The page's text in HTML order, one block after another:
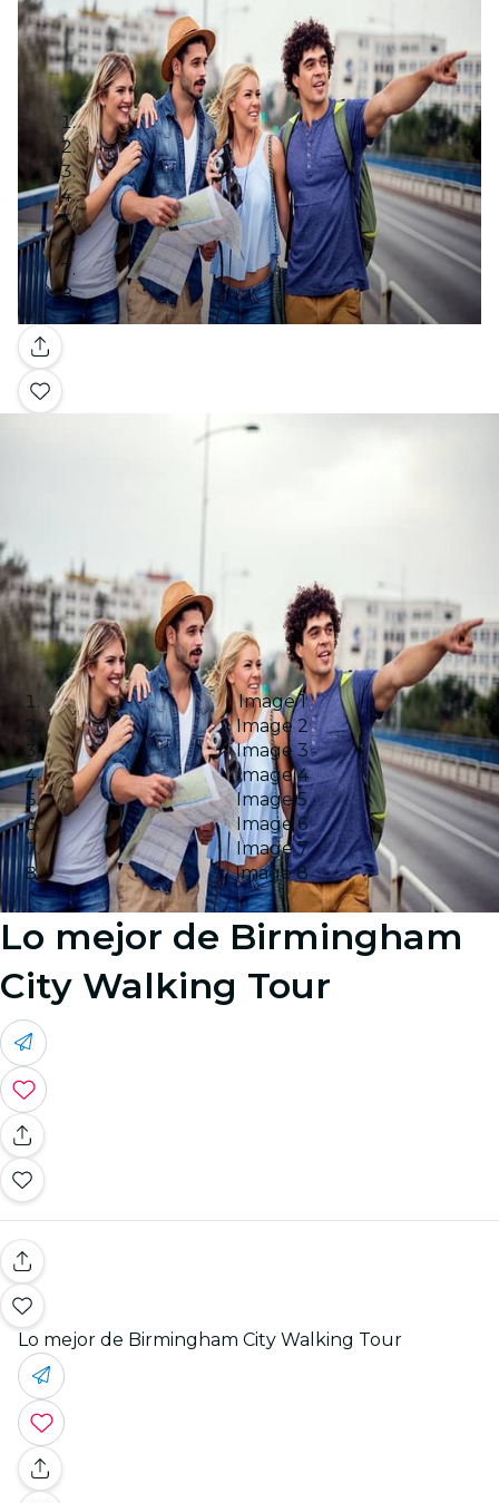
Galería
Image 1
Image 2
Image 3
Image 4
Image 5
Image 6
Image 7
Image 8
Lo mejor de Birmingham
City Walking Tour
Lo mejor de Birmingham City Walking Tour